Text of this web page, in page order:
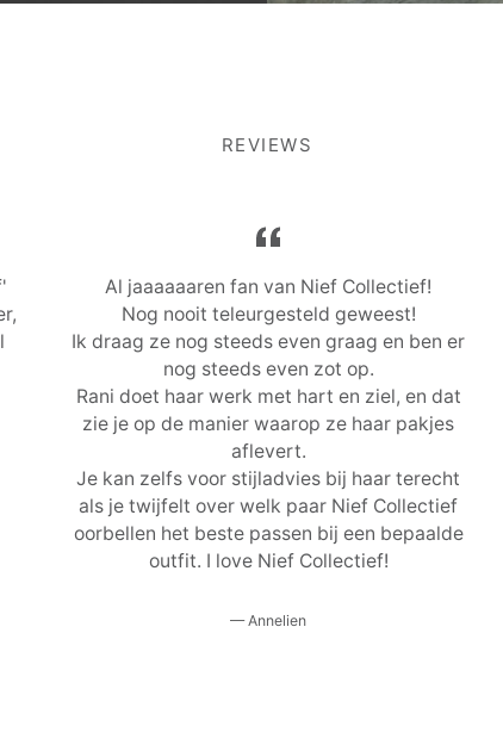
REVIEWS
Al jaaaaaaren fan van Nief Collectief!
Nog nooit teleurgesteld geweest!
Ik draag ze nog steeds even graag en ben er
nog steeds even zot op.
Rani doet haar werk met hart en ziel, en dat
zie je op de manier waarop ze haar pakjes
aflevert.
Je kan zelfs voor stijladvies bij haar terecht
als je twijfelt over welk paar Nief Collectief
oorbellen het beste passen bij een bepaalde
outfit. I love Nief Collectief!
Annelien